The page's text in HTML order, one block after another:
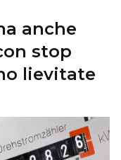
anche
stop
lievitate